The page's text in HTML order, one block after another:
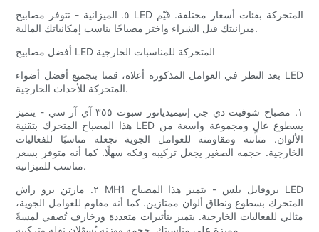
٥. الميزانية - تتوفر مصابيح LED المتحركة بفئات أسعار مختلفة. قيّم
ميزانيتك قبل الشراء واختر مصباحًا يناسب إمكانياتك المالية.
أفضل مصابيح LED المتحركة للمناسبات الخارجية
بعد النظر في العوامل المذكورة أعلاه، قمنا بتجميع أفضل أضواء LED
المتحركة للأحداث الخارجية.
١. مصباح شوفيت دي جي إنتيميدياتور سبوت ٣٥٥ آي آر سي - يتميز
هذا المصباح المتحرك بتقنية LED بسطوع عالٍ ومجموعة واسعة من
الألوان. متانته ومقاومته للعوامل الجوية تجعله مناسبًا للفعاليات
الخارجية. حجمه الصغير يجعل تركيبه وفكه سهلًا. كما أنه متوفر بسعر
مناسب للميزانية.
٢. مارتن برو راش MH1 بروفايل بلس - يتميز هذا المصباح LED
المتحرك بسطوع ونطاق ألوان ممتازين. كما أنه مقاوم للعوامل الجوية،
مثالي للفعاليات الخارجية. يتميز بتأثيرات متعددة وزخارف تُضفي لمسةً